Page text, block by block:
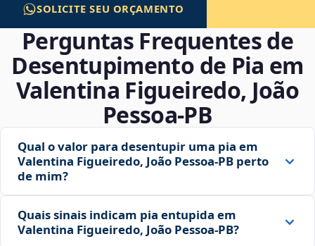
SOLICITE SEU ORÇAMENTO
Perguntas Frequentes de
Desentupimento de Pia em
Valentina Figueiredo, João
Pessoa‑PB
Qual o valor para desentupir uma pia em
Valentina Figueiredo, João Pessoa‑PB perto
de mim?
Quais sinais indicam pia entupida em
Valentina Figueiredo, João Pessoa‑PB?